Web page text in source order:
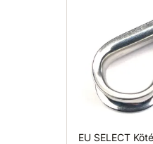
EU SELECT